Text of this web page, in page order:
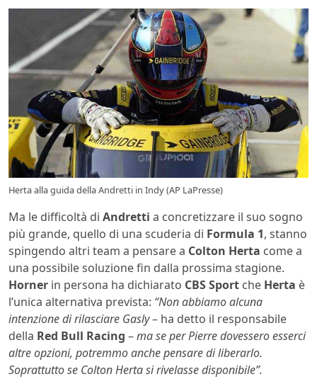
Herta alla guida della Andretti in Indy (AP LaPresse)
Ma le difficoltà di Andretti a concretizzare il suo sogno
più grande, quello di una scuderia di Formula 1, stanno
spingendo altri team a pensare a Colton Herta come a
una possibile soluzione fin dalla prossima stagione.
Horner in persona ha dichiarato CBS Sport che Herta è
l’unica alternativa prevista: “Non abbiamo alcuna
intenzione di rilasciare Gasly– ha detto il responsabile
della Red Bull Racing –ma se per Pierre dovessero esserci
altre opzioni, potremmo anche pensare di liberarlo.
Soprattutto se Colton Herta si rivelasse disponibile”.